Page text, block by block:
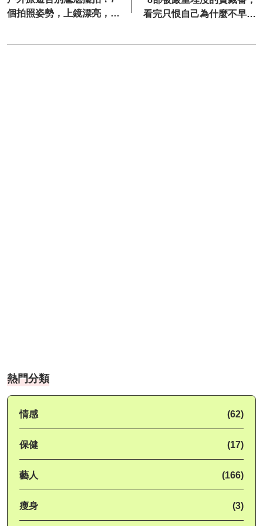
個拍照姿勢，上鏡漂亮，自
看完只恨自己為什麼不早點
熱門分類
情感 (62)
保健 (17)
藝人 (166)
瘦身 (3)